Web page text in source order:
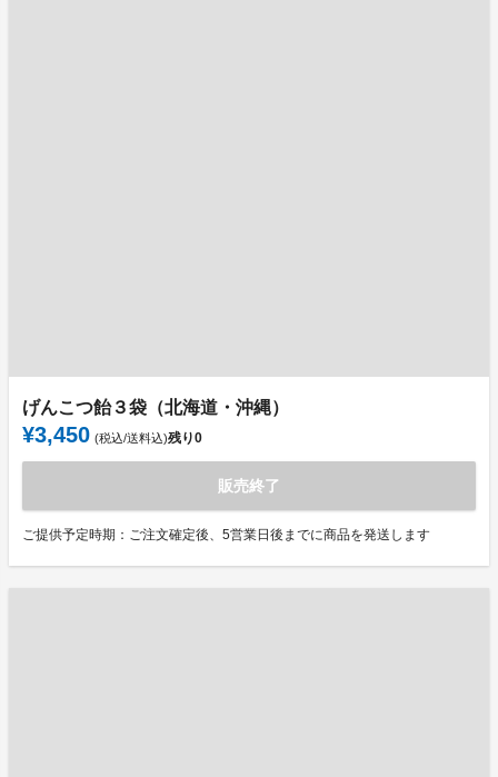
げんこつ飴３袋（北海道・沖縄）
¥3,450 (税込/送料込)残り0
販売終了
ご提供予定時期：ご注文確定後、5営業日後までに商品を発送します